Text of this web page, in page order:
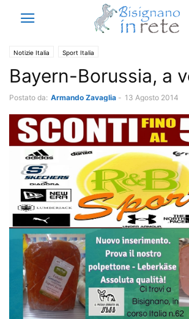
Notizie Italia Sport Italia
Bayern-Borussia, a
Postato da: Armando Zavaglia - 13 Agosto 2014